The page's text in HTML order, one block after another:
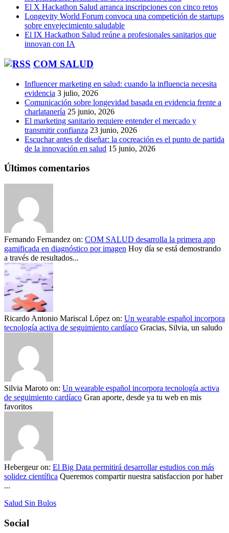
El X Hackathon Salud arranca inscripciones con cinco retos
Longevity World Forum convoca una competición de startups
sobre envejecimiento saludable
El IX Hackathon Salud reúne a profesionales sanitarios que
innovan con IA
COM SALUD
Influencer marketing en salud: cuando la influencia necesita
evidencia 3 julio, 2026
Comunicación sobre longevidad basada en evidencia frente a
charlatanería 25 junio, 2026
El marketing sanitario requiere entender el mercado y
transmitir confianza 23 junio, 2026
Escuchar antes de diseñar: la cocreación es el punto de partida
de la innovación en salud 15 junio, 2026
Últimos comentarios
Fernando Fernandez on: COM SALUD desarrolla la primera app
gamificada en diagnóstico por imagen Hoy día se está demostrando
a través de resultados...
Ricardo Antonio Mariscal López on: Un wearable español incorpora
tecnología activa de seguimiento cardíaco Gracias, Silvia, un saludo
Silvia Maroto on: Un wearable español incorpora tecnología activa
de seguimiento cardíaco Gran aporte, desde ya tu web en mis
favoritos
Hebergeuron: El Big Data permitirá desarrollar estudios con más
solidez científica Queremos compartir nuestra satisfaccion por haber
...
Salud Sin Bulos
Social